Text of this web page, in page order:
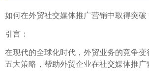
如何在外贸社交媒体推广营销中取得突破
引言：
在现代的全球化时代，外贸业务的竞争
五大策略，帮助外贸企业在社交媒体推广